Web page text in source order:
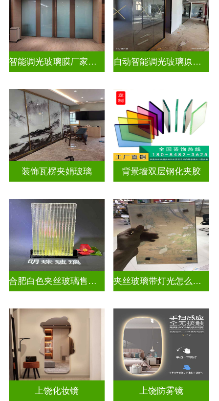
智能调光玻璃膜厂家排名榜 自动智能调光玻璃原理是什么
装饰瓦楞夹娟玻璃 背景墙双层钢化夹胶
合肥白色夹丝玻璃售价多少 夹丝玻璃带灯光怎么安装
上饶化妆镜 上饶防雾镜